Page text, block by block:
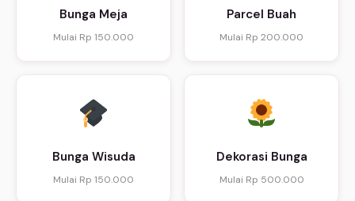
Bunga Meja
Mulai Rp 150.000
Parcel Buah
Mulai Rp 200.000
Bunga Wisuda
Mulai Rp 150.000
Dekorasi Bunga
Mulai Rp 500.000